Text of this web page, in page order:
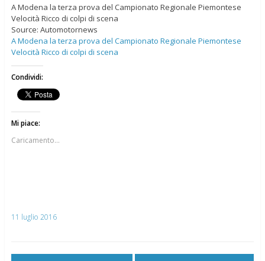
A Modena la terza prova del Campionato Regionale Piemontese
Velocità Ricco di colpi di scena
Source: Automotornews
A Modena la terza prova del Campionato Regionale Piemontese
Velocità Ricco di colpi di scena
Condividi:
Mi piace:
Caricamento...
11 luglio 2016